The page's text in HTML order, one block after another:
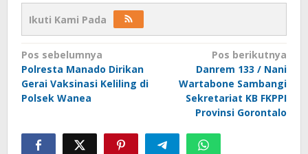
Ikuti Kami Pada
Navigasi
pos
Pos sebelumnya
Polresta Manado Dirikan
Gerai Vaksinasi Keliling di
Polsek Wanea
Pos berikutnya
Danrem 133 / Nani
Wartabone Sambangi
Sekretariat KB FKPPI
Provinsi Gorontalo